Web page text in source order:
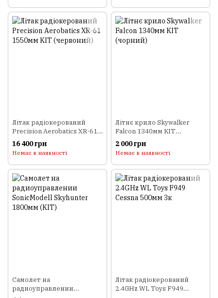
Літак радіокерований
Precision Aerobatics XR-61
1550мм KIT (червоний)
16 400 грн
Немає в наявності
Літнє крило Skywalker
Falcon 1340мм KIT
(чорний)
2 000 грн
Немає в наявності
Самолет на
радиоуправлении
Літак радіокерований
2.4GHz WL Toys F949